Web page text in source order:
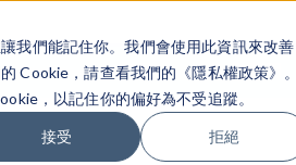
我們能記住你。我們會使用此資訊來改善
Cookie，請查看我們的《隱私權政策》
，以記住你的偏好為不受追蹤。
接受 拒絕
产品 行业应用